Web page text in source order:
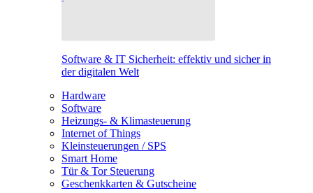
Software & IT Sicherheit: effektiv und sicher in
der digitalen Welt
Hardware
Software
Heizungs- & Klimasteuerung
Internet of Things
Kleinsteuerungen / SPS
Smart Home
Tür & Tor Steuerung
Geschenkkarten & Gutscheine